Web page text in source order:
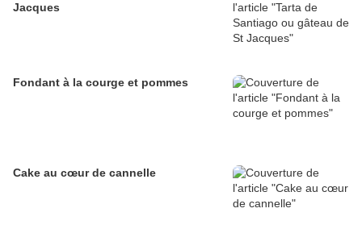
Jacques
Fondant à la courge et pommes
Cake au cœur de cannelle